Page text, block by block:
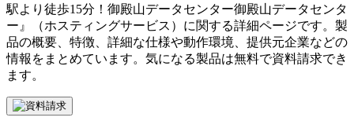
駅より徒歩15分！御殿山データセンター御殿山データセンタ
ー 』（ホスティングサービス ）に関する詳細ページです。製
品の概要、特徴、詳細な仕様や動作環境、提供元企業などの
情報をまとめています。気になる製品は無料で資料請求でき
ます。